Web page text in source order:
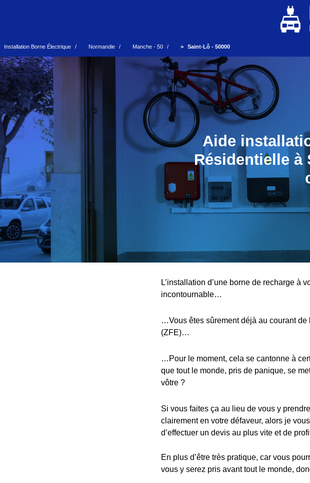
Installation Borne Électrique Normandie Manche - 50 Saint-Lô - 50000
Aide
Résidentielle à
L’installation d’une borne de recharge à
incontournable…
…Vous êtes sûrement déjà au courant
(ZFE)…
…Pour le moment, cela se cantonne à
que tout le monde, pris de panique, se
vôtre ?
Si vous faites ça au lieu de vous y
clairement en votre défaveur, alors je
d’effectuer un devis au plus vite et de
En plus d’être très pratique, car vous
vous y serez pris avant tout le monde,